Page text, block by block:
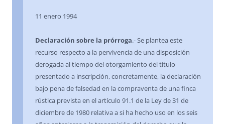
11 enero 1994
Declaración sobre la prórroga.- Se plantea este
recurso respecto a la pervivencia de una disposición
derogada al tiempo del otorgamiento del título
presentado a inscripción, concretamente, la declaración
bajo pena de falsedad en la compraventa de una finca
rústica prevista en el artículo 91.1 de la Ley de 31 de
diciembre de 1980 relativa a si ha hecho uso en los seis